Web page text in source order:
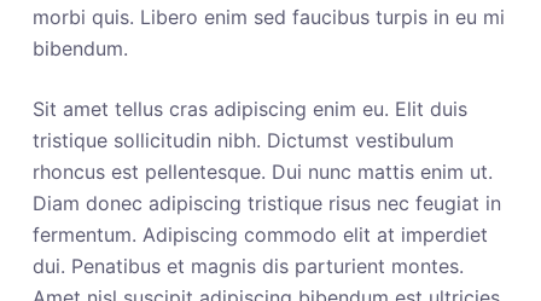
morbi quis. Libero enim sed faucibus turpis in eu mi
bibendum.
Sit amet tellus cras adipiscing enim eu. Elit duis
tristique sollicitudin nibh. Dictumst vestibulum
rhoncus est pellentesque. Dui nunc mattis enim ut.
Diam donec adipiscing tristique risus nec feugiat in
fermentum. Adipiscing commodo elit at imperdiet
dui. Penatibus et magnis dis parturient montes.